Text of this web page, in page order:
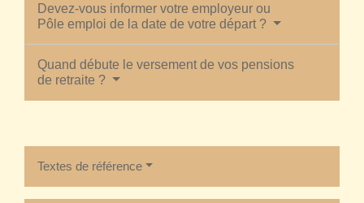
Devez-vous informer votre employeur ou
Pôle emploi de la date de votre départ ?
Quand débute le versement de vos pensions
de retraite ?
Textes de référence